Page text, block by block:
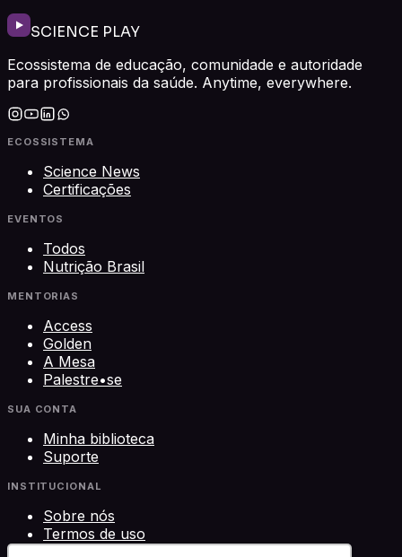
SCIENCE PLAY
Ecossistema de educação, comunidade e autoridade
para profissionais da saúde. Anytime, everywhere.
ECOSSISTEMA
Science News
Certificações
EVENTOS
Todos
Nutrição Brasil
MENTORIAS
Access
Golden
A Mesa
Palestre•se
SUA CONTA
Minha biblioteca
Suporte
INSTITUCIONAL
Sobre nós
Termos de uso
Privacidade